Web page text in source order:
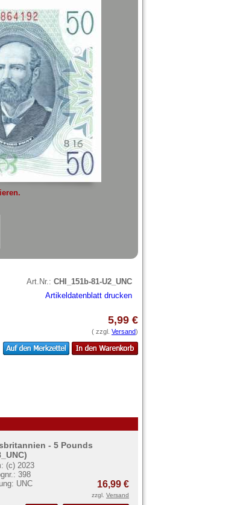
Art.Nr.: CHI_151b-81-U2_UNC
Artikeldatenblatt drucken
5,99 €
( zzgl. Versand)
- 5 Pounds
(c) 2023
398
UNC
16,99 €
zzgl. Versand